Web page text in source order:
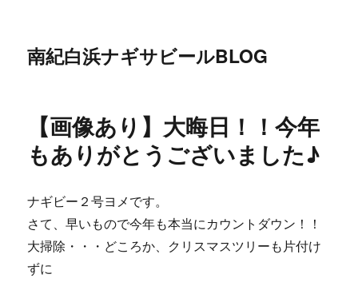
南紀白浜ナギサビールBLOG
【画像あり】大晦日！！今年
もありがとうございました♪
ナギビー２号ヨメです。
さて、早いもので今年も本当にカウントダウン！！
大掃除・・・どころか、クリスマスツリーも片付け
ずに